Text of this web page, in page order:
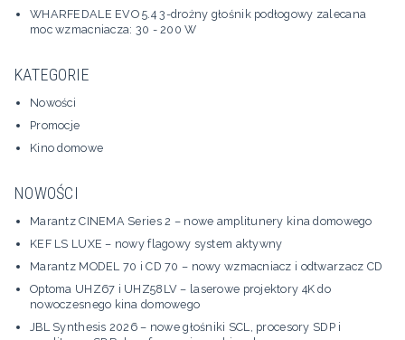
WHARFEDALE EVO 5.4 3-drożny głośnik podłogowy zalecana
moc wzmacniacza: 30 - 200 W
KATEGORIE
Nowości
Promocje
Kino domowe
NOWOŚCI
Marantz CINEMA Series 2 – nowe amplitunery kina domowego
KEF LS LUXE – nowy flagowy system aktywny
Marantz MODEL 70 i CD 70 – nowy wzmacniacz i odtwarzacz CD
Optoma UHZ67 i UHZ58LV – laserowe projektory 4K do
nowoczesnego kina domowego
JBL Synthesis 2026 – nowe głośniki SCL, procesory SDP i